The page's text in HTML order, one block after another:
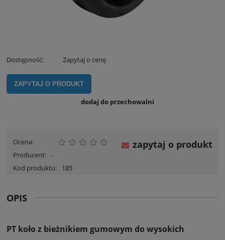
Dostępność: Zapytaj o cenę
ZAPYTAJ O PRODUKT
dodaj do przechowalni
Ocena:
Producent: -
Kod produktu:
185
zapytaj o produkt
OPIS
PT koło z bieżnikiem gumowym do wysokich